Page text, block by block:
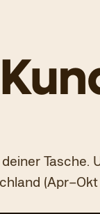
Tasche.